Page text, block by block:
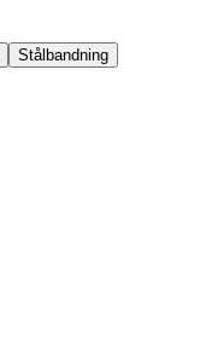
Stålbandning